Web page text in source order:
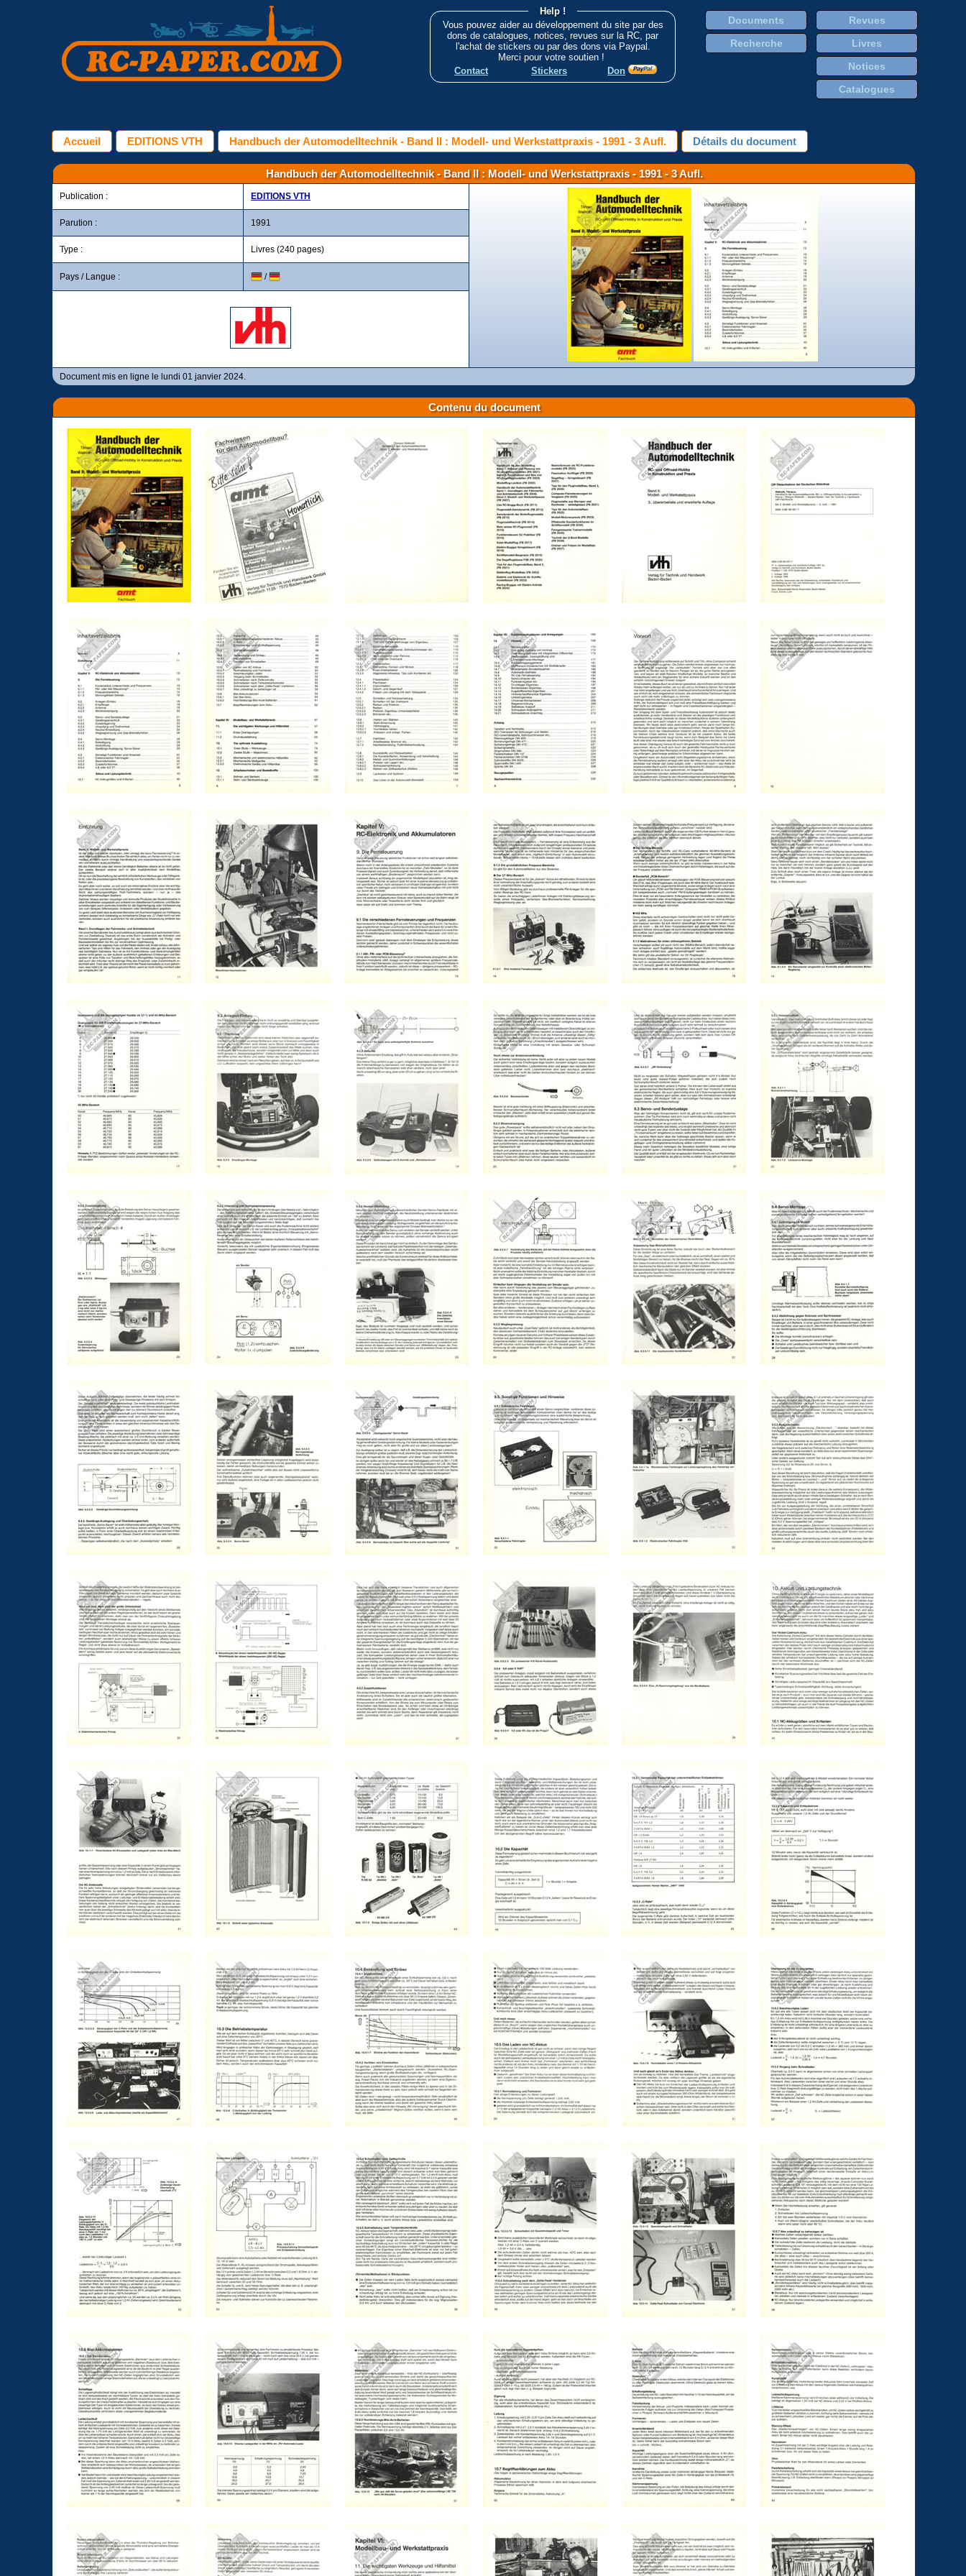
Help !
Vous pouvez aider au développement du site par des
dons de catalogues, notices, revues sur la RC, par
l'achat de stickers ou par des dons via Paypal.
Merci pour votre soutien !
Contact
Stickers Don
Documents
Recherche
Revues
Livres
Notices
Catalogues
Accueil EDITIONS VTH Handbuch der Automodelltechnik - Band II : Modell- und Werkstattpraxis - 1991 - 3 Aufl. Détails du document
Handbuch der Automodelltechnik - Band II : Modell- und Werkstattpraxis - 1991 - 3 Aufl.
Publication : EDITIONS VTH
Parution : 1991
Type : Livres (240 pages)
Pays / Langue : /
Document mis en ligne le lundi 01 janvier 2024.
Contenu du document